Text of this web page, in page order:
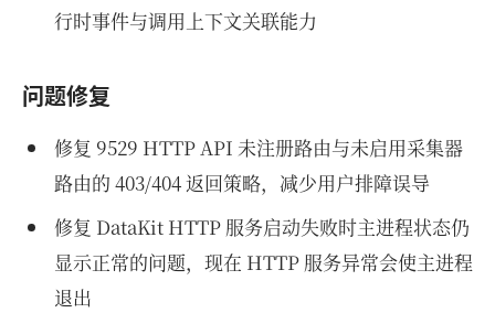
行时事件与调用上下文关联能力
问题修复
修复 9529 HTTP API 未注册路由与未启用采集器
路由的 403/404 返回策略，减少用户排障误导
修复 DataKit HTTP 服务启动失败时主进程状态仍
显示正常的问题，现在 HTTP 服务异常会使主进程
退出